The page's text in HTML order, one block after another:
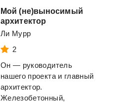
Мой (не)выносимый
архитектор
Ли Мурр
2
Он — руководитель
нашего проекта и главный
архитектор.
Железобетонный,